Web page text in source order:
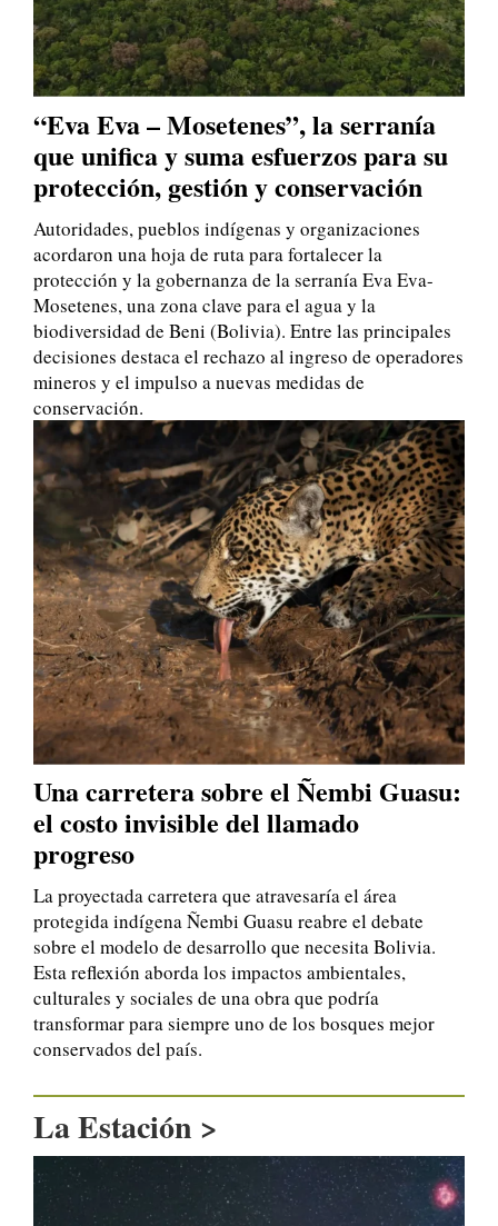
“Eva Eva – Mosetenes”, la serranía
que unifica y suma esfuerzos para su
protección, gestión y conservación
Autoridades, pueblos indígenas y organizaciones
acordaron una hoja de ruta para fortalecer la
protección y la gobernanza de la serranía Eva Eva-
Mosetenes, una zona clave para el agua y la
biodiversidad de Beni (Bolivia). Entre las principales
decisiones destaca el rechazo al ingreso de operadores
mineros y el impulso a nuevas medidas de
conservación.
Una carretera sobre el Ñembi Guasu:
el costo invisible del llamado
progreso
La proyectada carretera que atravesaría el área
protegida indígena Ñembi Guasu reabre el debate
sobre el modelo de desarrollo que necesita Bolivia.
Esta reflexión aborda los impactos ambientales,
culturales y sociales de una obra que podría
transformar para siempre uno de los bosques mejor
conservados del país.
La Estación >